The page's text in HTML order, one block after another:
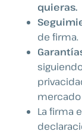
quieras.
de firma.
La firma